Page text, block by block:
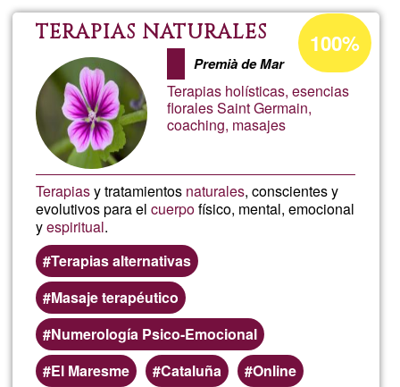
Masaje
a
TERAPIAS NATURALES
Premià de Mar
Terapias holísticas, esencias
florales Saint Germain,
coaching, masajes
Terapiasy tratamientos naturales, conscientes y
evolutivos para elcuerpofísico, mental, emocional
yespiritual.
Terapias alternativas
Masaje terapéutico
Numerología Psico-Emocional
El Maresme
Cataluña Online
Porcentaje
de
aceptación
de
100%